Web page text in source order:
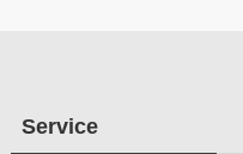
Service